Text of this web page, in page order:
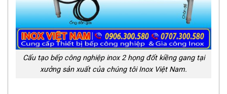
Cấu tạo bếp công nghiệp inox 2 họng đốt kiềng gang tại
xưởng sản xuất của chúng tôi Inox Việt Nam.